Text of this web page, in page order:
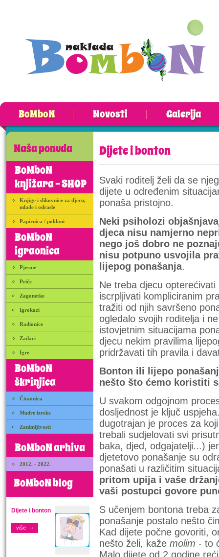
BoMboN Novosti Galerija
Naša ponuda
BoMboN
knjižara - SHOP
Knjige i slikovnice za djecu,
mlade i odrasle
Papirnica / pokloni
BoMboN
igraonica
Pjesme
Priče
Zagonetke
Igrokazi
Radionice
Zadaci
Igre
BoMboN
škrinjica
Čitaonica
Mudre izreke
Zanimljivosti
BoMboN arhiva
2012. - 2022.
BoMboN blog
Dijete i bonton
više
Dijete i bonton
Svaki roditelj želi da se
dijete u određenim
ponaša pristojno.
Neki psiholozi
djeca nisu namjerno
nego još dobro ne
nisu potpuno usvojila
lijepog ponašanja.
Ne treba djecu opterećivati
iscrpljivati kompliciranim
tražiti od njih savršeno
ogledalo svojih roditelja i
istovjetnim situacijama
djecu nekim pravilima
pridržavati tih pravila i
Bonton ili lijepo
nešto što ćemo koristiti
U svakom odgojnom
dosljednost je ključ
dugotrajan je proces za
trebali sudjelovati svi
baka, djed, odgajatelji...)
djetetovo ponašanje su
ponašati u različitim
pritom upija i vaše
vaši postupci govore
S učenjem bontona treba
ponašanje postalo nešto
Kad dijete počne govoriti,
nešto želi, kaže molim - to
Malo dijete od 2 godine